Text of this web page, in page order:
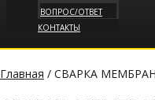
ВОПРОС/ОТВЕТ
КОНТАКТЫ
Главная / СВАРКА